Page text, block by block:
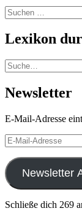
Suchen
nach:
Lexikon
Suche
Newsletter
E-Mail-Adresse
E-
Mail-
Adresse
Newsletter
Schließe dich 269